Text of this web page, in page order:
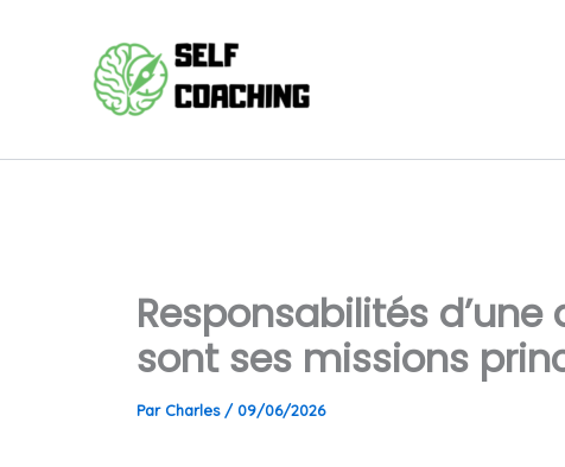
Responsabilités
sont ses missions
Par Charles / 09/06/2026